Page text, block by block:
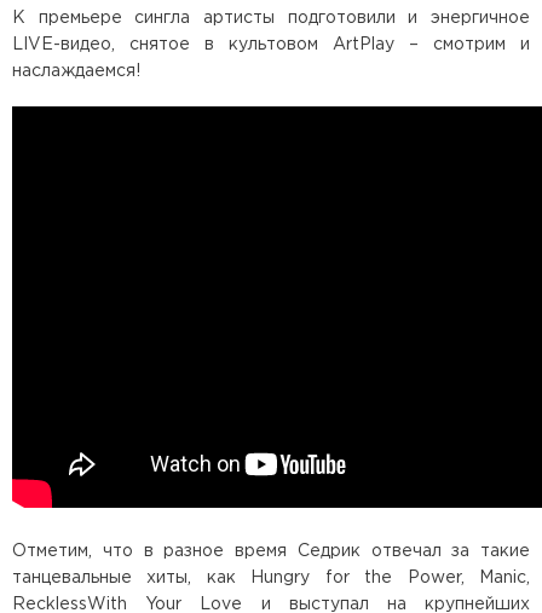
К премьере сингла артисты подготовили и энергичное
LIVE-видео, снятое в культовом ArtPlay – смотрим и
наслаждаемся!
Отметим, что в разное время Седрик отвечал за такие
танцевальные хиты, как Hungry for the Power, Manic,
RecklessWith Your Love и выступал на крупнейших